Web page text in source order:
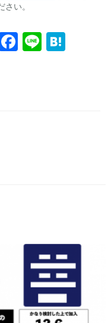
い。
Facebook
Line